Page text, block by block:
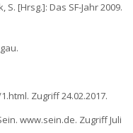
[Hrsg.]: Das SF-Jahr 2009.
Zugriff 24.02.2017.
www.sein.de. Zugriff Juli